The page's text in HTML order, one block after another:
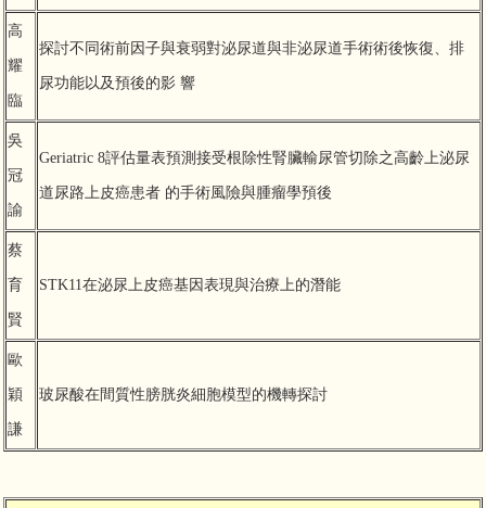
高
耀
臨
探討不同術前因子與衰弱對泌尿道與非泌尿道手術術後恢復、排
尿功能以及預後的影 響
吳
冠
諭
Geriatric 8評估量表預測接受根除性腎臟輸尿管切除之高齡上泌尿
道尿路上皮癌患者 的手術風險與腫瘤學預後
蔡
育
賢
STK11在泌尿上皮癌基因表現與治療上的潛能
歐
穎
謙
玻尿酸在間質性膀胱炎細胞模型的機轉探討